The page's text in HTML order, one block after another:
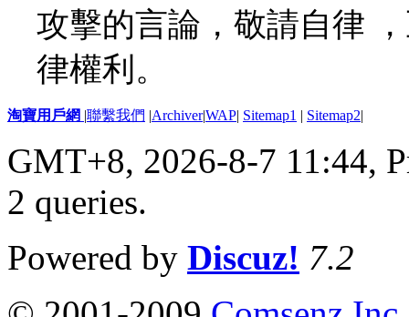
攻擊的言論，敬請自律
律權利。
淘寶用戶網 |聯繫我們 |Archiver|WAP| Sitemap1 | Sitemap2|
GMT+8, 2026-8-7 11:44,
2 queries.
Powered by Discuz! 7.2